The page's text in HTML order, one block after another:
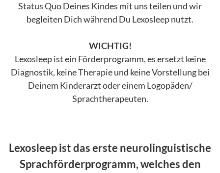
Status Quo Deines Kindes mit uns teilen und wir
begleiten Dich während Du Lexosleep nutzt.
WICHTIG!
Lexosleep ist ein Förderprogramm, es ersetzt keine
Diagnostik, keine Therapie und keine Vorstellung bei
Deinem Kinderarzt oder einem Logopäden/
Sprachtherapeuten.
Lexosleep ist das erste neurolinguistische
Sprachförderprogramm, welches den